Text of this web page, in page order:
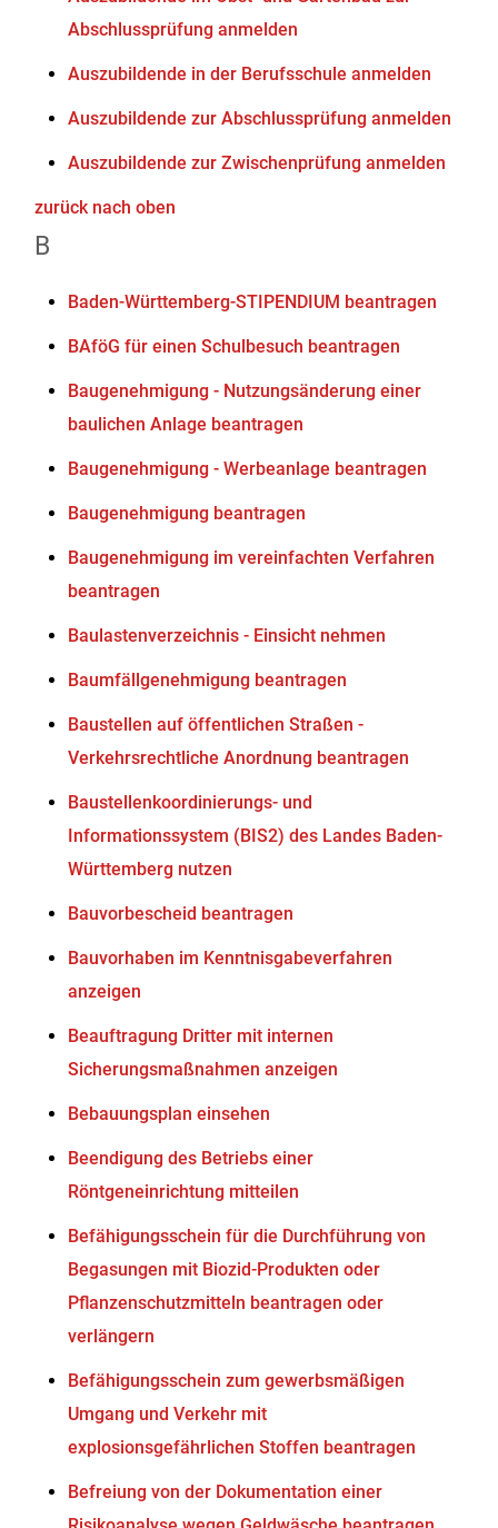
Abschlussprüfung anmelden
Auszubildende in der Berufsschule anmelden
Auszubildende zur Abschlussprüfung anmelden
Auszubildende zur Zwischenprüfung anmelden
zurück nach oben
B
Baden-Württemberg-STIPENDIUM beantragen
BAföG für einen Schulbesuch beantragen
Baugenehmigung - Nutzungsänderung einer
baulichen Anlage beantragen
Baugenehmigung - Werbeanlage beantragen
Baugenehmigung beantragen
Baugenehmigung im vereinfachten Verfahren
beantragen
Baulastenverzeichnis - Einsicht nehmen
Baumfällgenehmigung beantragen
Baustellen auf öffentlichen Straßen -
Verkehrsrechtliche Anordnung beantragen
Baustellenkoordinierungs- und
Informationssystem (BIS2) des Landes Baden-
Württemberg nutzen
Bauvorbescheid beantragen
Bauvorhaben im Kenntnisgabeverfahren
anzeigen
Beauftragung Dritter mit internen
Sicherungsmaßnahmen anzeigen
Bebauungsplan einsehen
Beendigung des Betriebs einer
Röntgeneinrichtung mitteilen
Befähigungsschein für die Durchführung von
Begasungen mit Biozid-Produkten oder
Pflanzenschutzmitteln beantragen oder
verlängern
Befähigungsschein zum gewerbsmäßigen
Umgang und Verkehr mit
explosionsgefährlichen Stoffen beantragen
Befreiung von der Dokumentation einer